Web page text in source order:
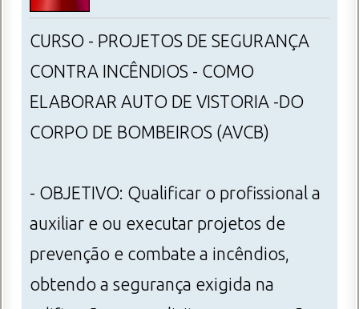
CURSO - PROJETOS DE SEGURANÇA
CONTRA INCÊNDIOS - COMO
ELABORAR AUTO DE VISTORIA -DO
CORPO DE BOMBEIROS (AVCB)
- OBJETIVO: Qualificar o profissional a
auxiliar e ou executar projetos de
prevenção e combate a incêndios,
obtendo a segurança exigida na